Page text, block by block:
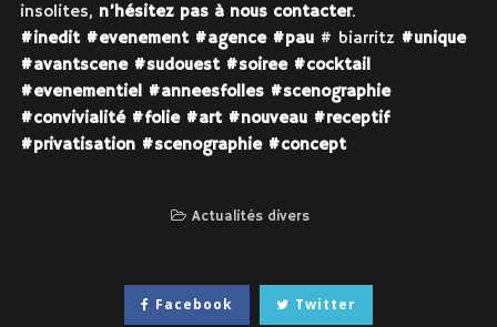
insolites, n’hésitez pas à nous contacter.
#inedit #evenement #agence #pau# biarritz #unique
#avantscene #sudouest #soiree #cocktail
#evenementiel #anneesfolles #scenographie
#convivialité #folie #art #nouveau #receptif
#privatisation #scenographie #concept
Actualités divers
Facebook Twitter